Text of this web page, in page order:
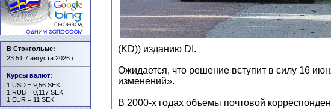
(KD)) изданию DI.
Ожидается, что решение вступит в силу 16
изменений».
В 2000-х годах объемы почтовой
В Стокгольме:
23:51 7 августа 2026 г.
Курсы валют:
1 USD = 9,56 SEK
1 RUB = 0,117 SEK
1 EUR = 11 SEK